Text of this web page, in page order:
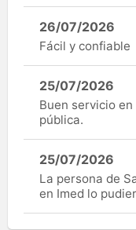
26/07/2026
Fácil y confiable
25/07/2026
Buen servicio
pública.
25/07/2026
La persona de
en Imed lo